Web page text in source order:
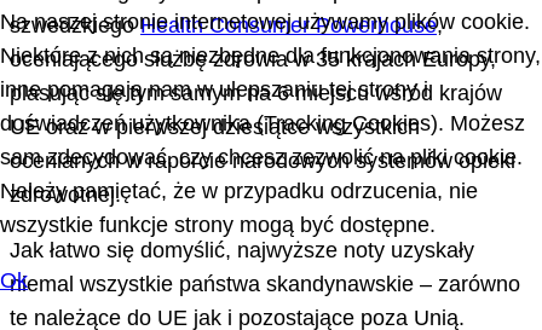
szwedzkiegoHealth Consumer Powerhouse,
oceniającego służbę zdrowia w 35 krajach Europy,
plasując się tym samym na 6 miejscu wśród krajów
UE oraz w pierwszej dziesiątce wszystkich
ocenianych w raporcie narodowych systemów opieki
zdrowotnej.
Jak łatwo się domyślić, najwyższe noty uzyskały
niemal wszystkie państwa skandynawskie – zarówno
te należące do UE jak i pozostające poza Unią.
Na naszej stronie internetowej używamy plików cookie.
Niektóre z nich są niezbędne dla funkcjonowania strony,
inne pomagają nam w ulepszaniu tej strony i
doświadczeń użytkownika (Tracking Cookies). Możesz
sam zdecydować, czy chcesz zezwolić na pliki cookie.
Należy pamiętać, że w przypadku odrzucenia, nie
wszystkie funkcje strony mogą być dostępne.
Ok